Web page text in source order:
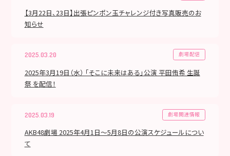
【3月22日、23日】出張ピンポン玉チャレンジ付き写真販売のお
知らせ
2025.03.20 劇場配信
2025年3月19日（水） 「そこに未来はある」公演 平田侑希 生誕
祭 を配信！
2025.03.19 劇場関連情報
AKB48劇場 2025年4月1日～5月8日の公演スケジュールについ
て